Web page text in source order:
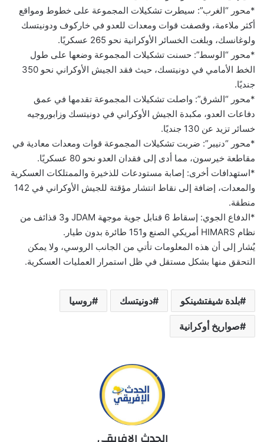
*محور “الغرب”: سيطرت تشكيلات المجموعة على خطوط ومواقع
أكثر ملاءمة، وقصفت قوات ومعدات للعدو في خاركوف ودونيتسك
ولوغانسك، وبلغت الخسائر الأوكرانية نحو 265 عسكريًا.
*محور “الوسط”: حسنت تشكيلات المجموعة وضعها على طول
الخط الأمامي في دونيتسك، حيث فقد الجيش الأوكراني نحو 350
جنديًا.
*محور “الشرق”: واصلت تشكيلات المجموعة تقدمها في عمق
دفاعات العدو، مكبدة الجيش الأوكراني في دونيتسك وزابوروجيه
خسائر تزيد عن 130 جنديًا.
*محور “دنيبر”: ضربت تشكيلات المجموعة قوات ومعدات معادية في
مقاطعة خيرسون، مما أدى إلى فقدان العدو نحو 80 عسكريًا.
*استهدافات أخرى: إصابة مستودعات للذخيرة والممتلكات العسكرية
والمعدات، إضافة إلى نقاط انتشار مؤقتة للجيش الأوكراني في 142
منطقة.
*الدفاع الجوي: إسقاط 6 قنابل جوية موجهة JDAM و3 قذائف من
نظام HIMARS أمريكي الصنع و151 طائرة بدون طيار.
يُشار إلى أن هذه المعلومات تأتي من الجانب الروسي، ولا يمكن
التحقق منها بشكل مستقل في ظل استمرار العمليات العسكرية.
بلدة شيفتشينكو دونيتسك روسيا
صواريخ أوكرانية